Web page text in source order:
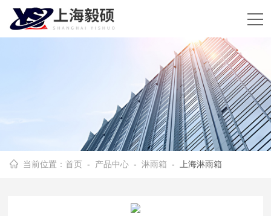
当前位置：首页 - 产品中心 -淋雨箱 - 上海淋雨箱